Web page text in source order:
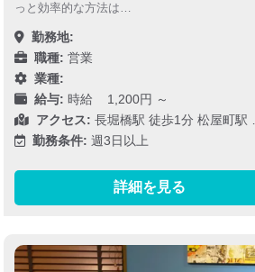
っと効率的な方法は…
勤務地:
職種: 営業
業種:
給与: 時給 1,200円 ～
アクセス: 長堀橋駅 徒歩1分 松屋町駅
勤務条件: 週3日以上
詳細を見る